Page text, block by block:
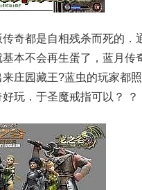
奇都是自相残杀而死的．
本不会再生蛋了，蓝月传
庄园藏王?蓝虫的玩家都
玩．于圣魔戒指可以？ ？